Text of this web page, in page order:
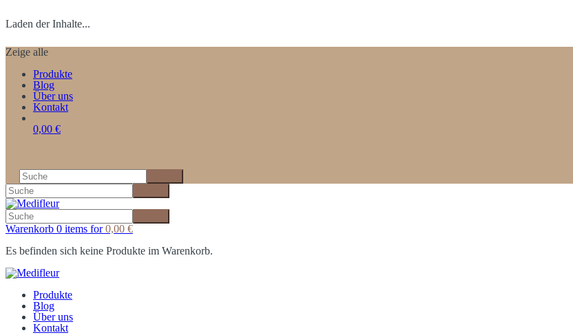
Laden der Inhalte...
Zeige alle
Produkte
Blog
Über uns
Kontakt
0,00 €
Warenkorb 0 items for0,00 €
Es befinden sich keine Produkte im Warenkorb.
Produkte
Blog
Über uns
Kontakt